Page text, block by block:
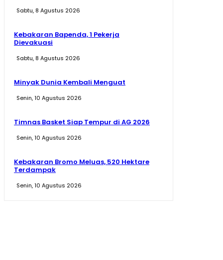
Sabtu, 8 Agustus 2026
Kebakaran Bapenda, 1 Pekerja
Dievakuasi
Sabtu, 8 Agustus 2026
Minyak Dunia Kembali Menguat
Senin, 10 Agustus 2026
Timnas Basket Siap Tempur di AG 2026
Senin, 10 Agustus 2026
Kebakaran Bromo Meluas, 520 Hektare
Terdampak
Senin, 10 Agustus 2026